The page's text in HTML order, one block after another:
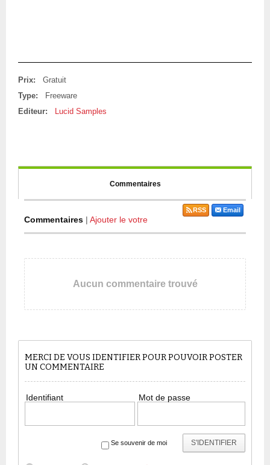
Prix:
Gratuit
Type:
Freeware
Editeur:
Lucid Samples
Commentaires
Commentaires | Ajouter le votre
Email
RSS
Aucun commentaire trouvé
MERCI DE VOUS IDENTIFIER POUR POUVOIR POSTER
UN COMMENTAIRE
Identifiant Mot de passe
S'IDENTIFIER
Se souvenir de moi